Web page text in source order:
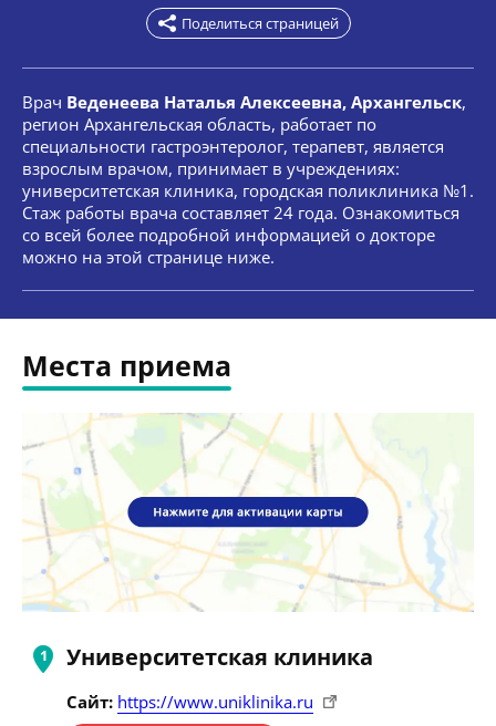
Поделиться страницей
Врач Веденеева Наталья Алексеевна, Архангельск,
регион Архангельская область, работает по
специальности гастроэнтеролог, терапевт, является
взрослым врачом, принимает в учреждениях:
университетская клиника, городская поликлиника №1.
Стаж работы врача составляет 24 года. Ознакомиться
со всей более подробной информацией о докторе
можно на этой странице ниже.
Места приема
Университетская клиника
Сайт: https://www.uniklinika.ru